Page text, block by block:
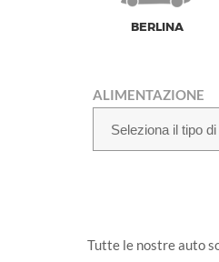
BERLINA
ALIMENTAZIONE
Tutte le nostre auto